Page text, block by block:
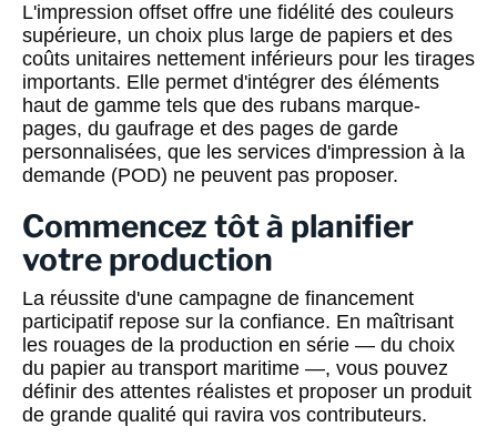
L'impression offset offre une fidélité des couleurs
supérieure, un choix plus large de papiers et des
coûts unitaires nettement inférieurs pour les tirages
importants. Elle permet d'intégrer des éléments
haut de gamme tels que des rubans marque-
pages, du gaufrage et des pages de garde
personnalisées, que les services d'impression à la
demande (POD) ne peuvent pas proposer.
Commencez tôt à planifier
votre production
La réussite d'une campagne de financement
participatif repose sur la confiance. En maîtrisant
les rouages de la production en série — du choix
du papier au transport maritime —, vous pouvez
définir des attentes réalistes et proposer un produit
de grande qualité qui ravira vos contributeurs.